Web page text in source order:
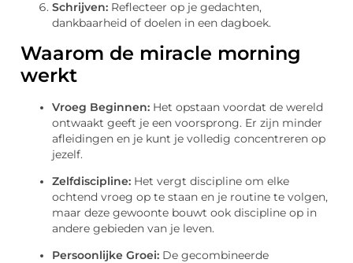
Schrijven: Reflecteer op je gedachten,
dankbaarheid of doelen in een dagboek.
Waarom de miracle morning
werkt
Vroeg Beginnen: Het opstaan voordat de wereld
ontwaakt geeft je een voorsprong. Er zijn minder
afleidingen en je kunt je volledig concentreren op
jezelf.
Zelfdiscipline: Het vergt discipline om elke
ochtend vroeg op te staan en je routine te volgen,
maar deze gewoonte bouwt ook discipline op in
andere gebieden van je leven.
Persoonlijke Groei: De gecombineerde